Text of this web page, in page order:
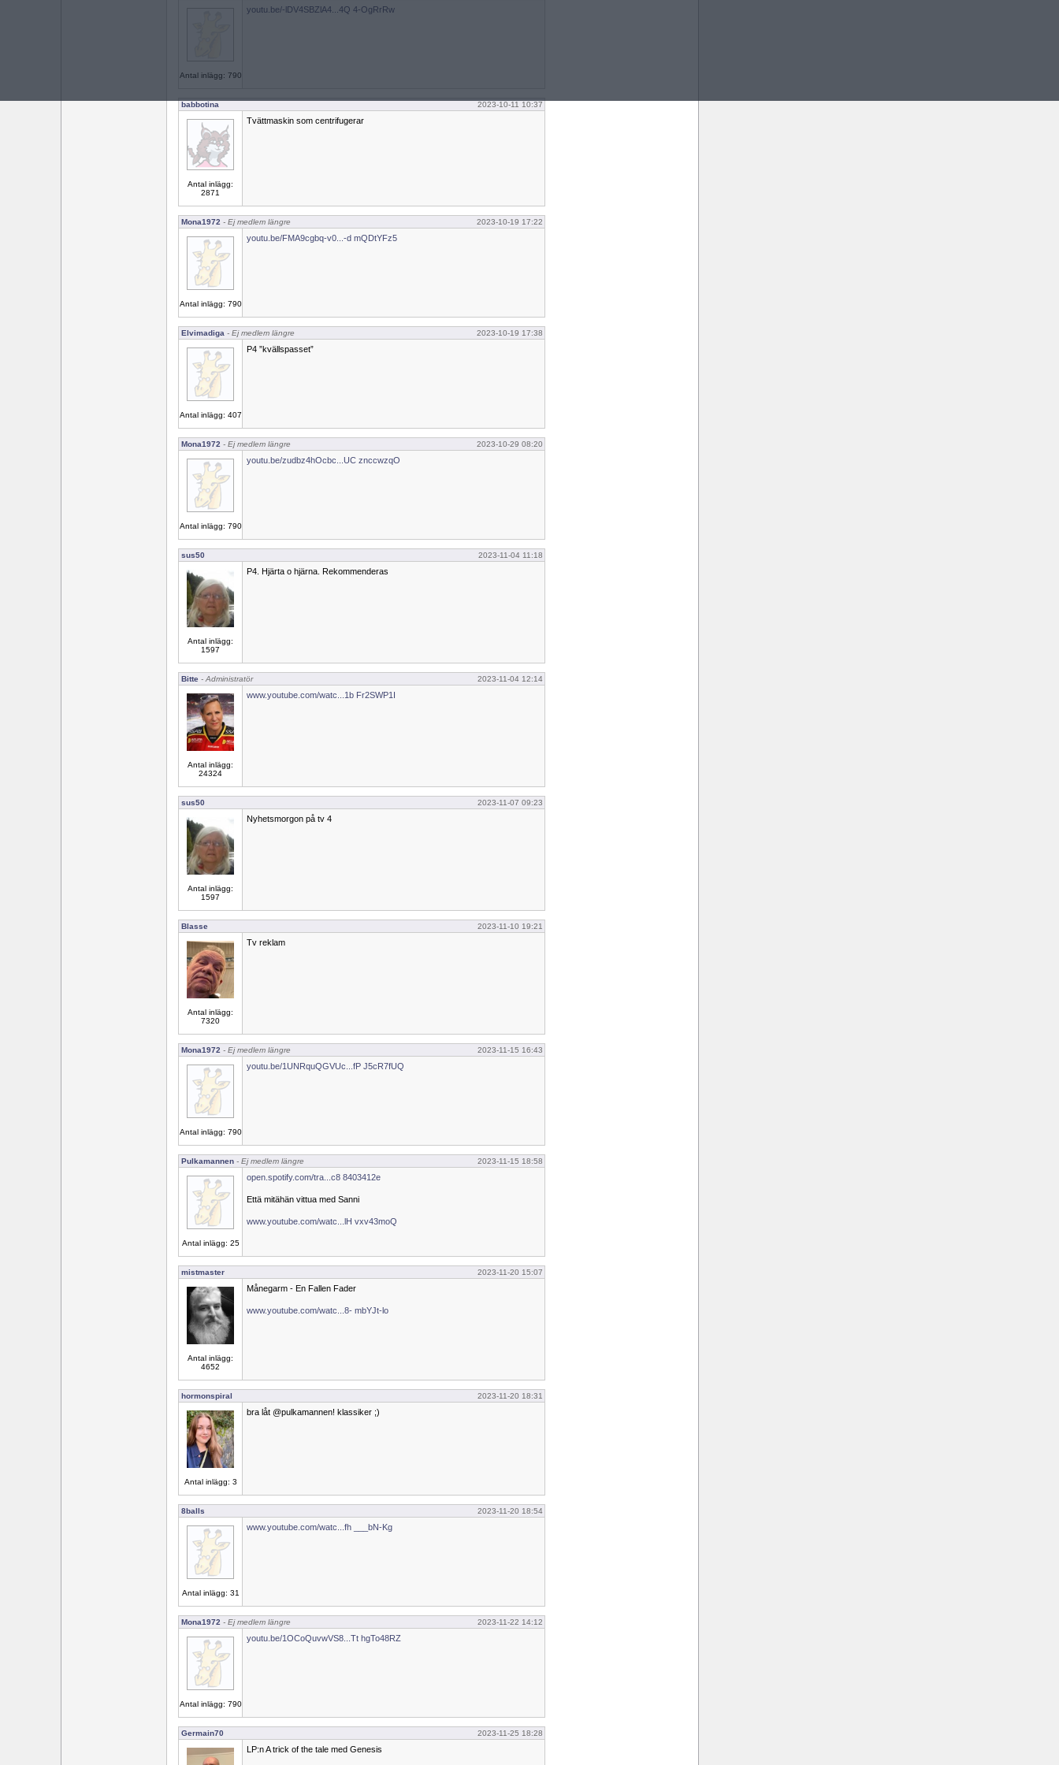
Antal inlägg: 790
youtu.be/-lDV4SBZlA4...4Q 4-OgRrRw
babbotina 2023-10-11 10:37
Antal inlägg:
2871
Tvättmaskin som centrifugerar
Mona1972 - Ej medlem längre 2023-10-19 17:22
Antal inlägg: 790
youtu.be/FMA9cgbq-v0...-d mQDtYFz5
Elvimadiga - Ej medlem längre 2023-10-19 17:38
Antal inlägg: 407
P4 ”kvällspasset”
Mona1972 - Ej medlem längre 2023-10-29 08:20
Antal inlägg: 790
youtu.be/zudbz4hOcbc...UC znccwzqO
sus50 2023-11-04 11:18
Antal inlägg:
1597
P4. Hjärta o hjärna. Rekommenderas
Bitte - Administratör 2023-11-04 12:14
Antal inlägg:
24324
www.youtube.com/watc...1b Fr2SWP1I
sus50 2023-11-07 09:23
Antal inlägg:
1597
Nyhetsmorgon på tv 4
Blasse 2023-11-10 19:21
Antal inlägg:
7320
Tv reklam
Mona1972 - Ej medlem längre 2023-11-15 16:43
Antal inlägg: 790
youtu.be/1UNRquQGVUc...fP J5cR7fUQ
Pulkamannen - Ej medlem längre 2023-11-15 18:58
Antal inlägg: 25
open.spotify.com/tra...c8 8403412e
Että mitähän vittua med Sanni
www.youtube.com/watc...lH vxv43moQ
mistmaster 2023-11-20 15:07
Antal inlägg:
4652
Månegarm - En Fallen Fader
www.youtube.com/watc...8- mbYJt-lo
hormonspiral 2023-11-20 18:31
Antal inlägg: 3
bra låt @pulkamannen! klassiker ;)
8balls 2023-11-20 18:54
Antal inlägg: 31
www.youtube.com/watc...fh ___bN-Kg
Mona1972 - Ej medlem längre 2023-11-22 14:12
Antal inlägg: 790
youtu.be/1OCoQuvwVS8...Tt hgTo48RZ
Germain70 2023-11-25 18:28
LP:n A trick of the tale med Genesis